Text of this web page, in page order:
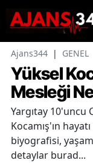
Ajans344 | GENEL
Yüksel
Mesleği
Yargıtay 10'uncu
Kocamış'ın
biyografisi,
detaylar burad...